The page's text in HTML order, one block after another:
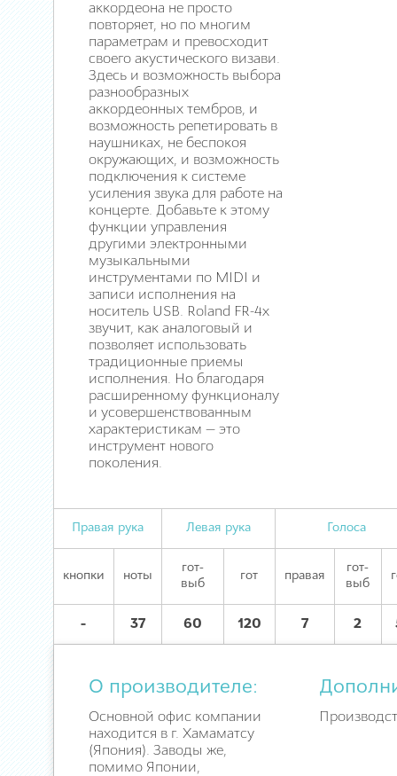
аккордеона не просто
повторяет, но по многим
параметрам и превосходит
своего акустического визави.
Здесь и возможность выбора
разнообразных
аккордеонных тембров, и
возможность репетировать в
наушниках, не беспокоя
окружающих, и возможность
подключения к системе
усиления звука для работе на
концерте. Добавьте к этому
функции управления
другими электронными
музыкальными
инструментами по MIDI и
записи исполнения на
носитель USB. Roland FR-4x
звучит, как аналоговый и
позволяет использовать
традиционные приемы
исполнения. Но благодаря
расширенному функционалу
и усовершенствованным
характеристикам — это
инструмент нового
поколения.
Правая рука Левая рука Голоса
кнопки ноты
гот-
выб
гот правая
гот-
выб
- 37 60 120 7 2
О производителе:
Основной офис компании
находится в г. Хамаматсу
(Япония). Заводы же,
помимо Японии,